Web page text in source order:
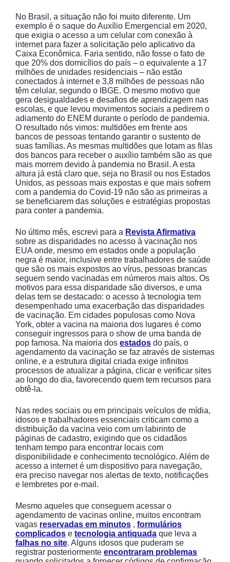
No Brasil, a situação não foi muito diferente. Um
exemplo é o saque do Auxílio Emergencial em 2020,
que exigia o acesso a um celular com conexão à
internet para fazer a solicitação pelo aplicativo da
Caixa Econômica. Faria sentido, não fosse o fato de
que 20% dos domicílios do país – o equivalente a 17
milhões de unidades residenciais – não estão
conectados à internet e 3,8 milhões de pessoas não
têm celular, segundo o IBGE. O mesmo motivo que
gera desigualdades e desafios de aprendizagem nas
escolas, e que levou movimentos sociais a pedirem o
adiamento do ENEM durante o período de pandemia.
O resultado nós vimos: multidões em frente aos
bancos de pessoas tentando garantir o sustento de
suas famílias. As mesmas multidões que lotam as filas
dos bancos para receber o auxílio também são as que
mais morrem devido à pandemia no Brasil. A esta
altura já está claro que, seja no Brasil ou nos Estados
Unidos, as pessoas mais expostas e que mais sofrem
com a pandemia do Covid-19 não são as primeiras a
se beneficiarem das soluções e estratégias propostas
para conter a pandemia.
No último mês, escrevi para a Revista Afirmativa
sobre as disparidades no acesso à vacinação nos
EUA onde, mesmo em estados onde a população
negra é maior, inclusive entre trabalhadores de saúde
que são os mais expostos ao vírus, pessoas brancas
seguem sendo vacinadas em números mais altos. Os
motivos para essa disparidade são diversos, e uma
delas tem se destacado: o acesso à tecnologia tem
desempenhado uma exacerbação das disparidades
de vacinação. Em cidades populosas como Nova
York, obter a vacina na maioria dos lugares é como
conseguir ingressos para o show de uma banda de
pop famosa. Na maioria dos estados do país, o
agendamento da vacinação se faz através de sistemas
online, e a estrutura digital criada exige infinitos
processos de atualizar a página, clicar e verificar sites
ao longo do dia, favorecendo quem tem recursos para
obtê-la.
Nas redes sociais ou em principais veículos de mídia,
idosos e trabalhadores essenciais criticam como a
distribuição da vacina veio com um labirinto de
páginas de cadastro, exigindo que os cidadãos
tenham tempo para encontrar locais com
disponibilidade e conhecimento tecnológico. Além de
acesso a internet é um dispositivo para navegação,
era preciso navegar nos alertas de texto, notificações
e lembretes por e-mail.
Mesmo aqueles que conseguem acessar o
agendamento de vacinas online, muitos encontram
vagas reservadas em minutos , formulários
complicados e tecnologia antiquada que leva a
falhas no site. Alguns idosos que puderam se
registrar posteriormente encontraram problemas